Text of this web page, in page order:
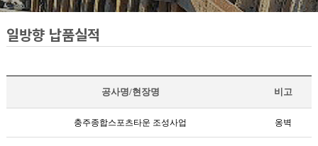
일방향 납품실적
공사명/현장명 비고
충주종합스포츠타운 조성사업 옹벽